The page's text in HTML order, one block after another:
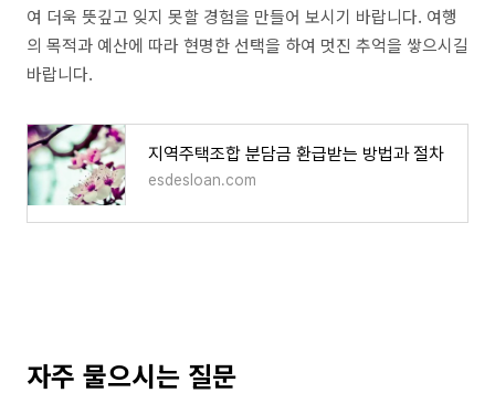
여 더욱 뜻깊고 잊지 못할 경험을 만들어 보시기 바랍니다. 여행
의 목적과 예산에 따라 현명한 선택을 하여 멋진 추억을 쌓으시길
바랍니다.
지역주택조합 분담금 환급받는 방법과 절차
esdesloan.com
자주 물으시는 질문